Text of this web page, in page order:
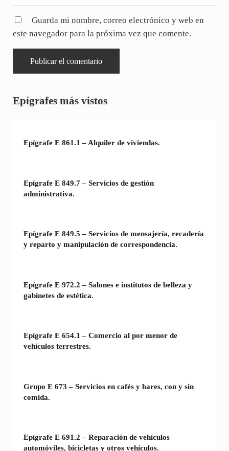
Guarda mi nombre, correo electrónico y web en
este navegador para la próxima vez que comente.
Sidebar
Epígrafes más vistos
Epígrafe E 861.1 – Alquiler de viviendas.
Epígrafe E 849.7 – Servicios de gestión
administrativa.
Epígrafe E 849.5 – Servicios de mensajería, recadería
y reparto y manipulación de correspondencia.
Epígrafe E 972.2 – Salones e institutos de belleza y
gabinetes de estética.
Epígrafe E 654.1 – Comercio al por menor de
vehículos terrestres.
Grupo E 673 – Servicios en cafés y bares, con y sin
comida.
Epígrafe E 691.2 – Reparación de vehículos
automóviles, bicicletas y otros vehículos.